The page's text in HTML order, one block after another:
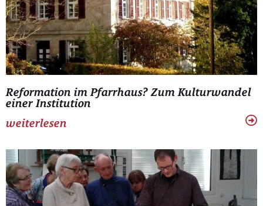
Reformation im Pfarrhaus? Zum Kulturwandel
einer Institution
weiterlesen